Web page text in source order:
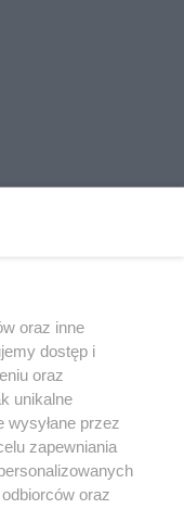
być powielany i
w jakikolwiek sposób (w
polu
w
Jakiekolwiek użycie lub
naruszeniem prawa,
kary i może być
oraz inne
dostęp i
oraz
unikalne
wysyłane przez
zapewniania
oraz